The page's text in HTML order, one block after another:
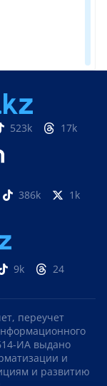
523k 17k
386k
1k
9k 24
переучет
ИА выдано
и
и развитию